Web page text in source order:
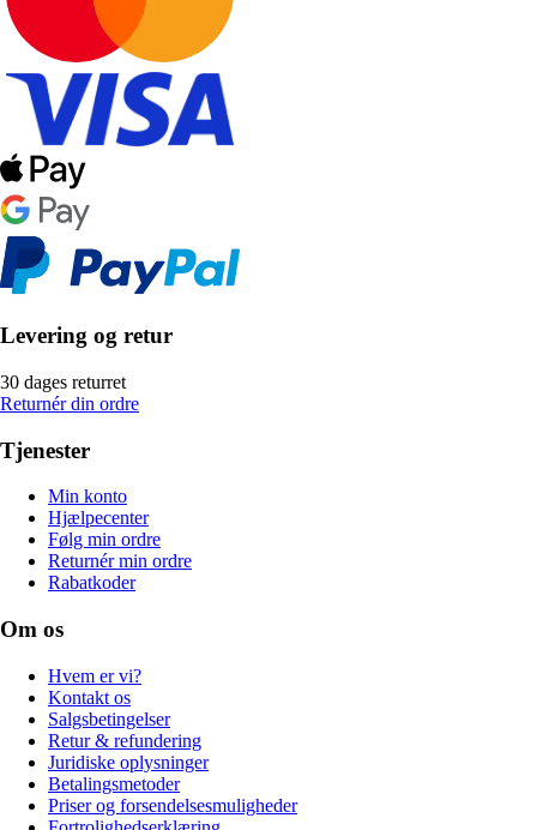
Levering og retur
30 dages returret
Returnér din ordre
Tjenester
Min konto
Hjælpecenter
Følg min ordre
Returnér min ordre
Rabatkoder
Om os
Hvem er vi?
Kontakt os
Salgsbetingelser
Retur & refundering
Juridiske oplysninger
Betalingsmetoder
Priser og forsendelsesmuligheder